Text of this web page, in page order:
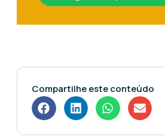
Compartilhe este conteúdo